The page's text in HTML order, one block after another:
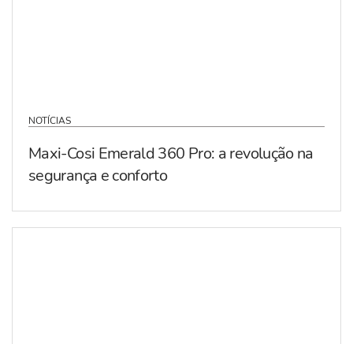
NOTÍCIAS
Maxi-Cosi Emerald 360 Pro: a revolução na
segurança e conforto